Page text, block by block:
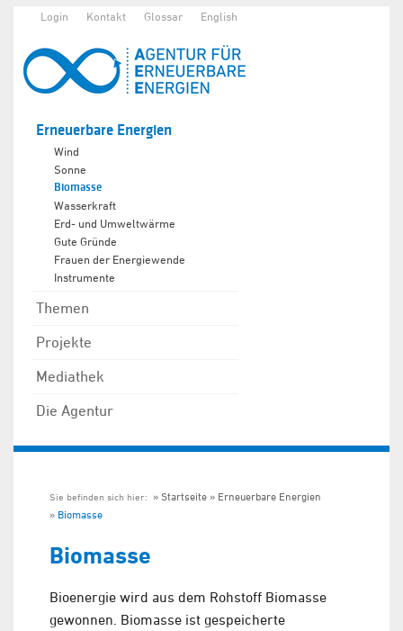
Login Kontakt Glossar English
Erneuerbare Energien
Wind
Sonne
Biomasse
Wasserkraft
Erd- und Umweltwärme
Gute Gründe
Frauen der Energiewende
Instrumente
Themen
Projekte
Mediathek
Die Agentur
Sie befinden sich hier: Startseite
Erneuerbare Energien
Biomasse
Biomasse
Bioenergie wird aus dem Rohstoff Biomasse
gewonnen. Biomasse ist gespeicherte